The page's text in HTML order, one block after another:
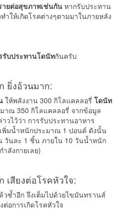
ยต่อสุขภาพเช่นกัน หากรับประทาน
ให้เกิดโรคต่างๆตามมาในภายหลัง
รับประทานโดนัทกันครับ
ยิ่งอ้วนมาก:
ให้พลังงาน 300 กิโลแคลลอรี่ โดนัท
าณ 350 กิโลแคลลอรี่ จากข้อมูล
วไว้ว่า การรับประทานอาหาร
พิ่มน้ำหนักประมาณ 1 ปอนด์ ดังนั้น
วันละ 1 ชิ้น ภายใน 10 วันน้ำหนัก
ลังกายเลย)
เสียงต่อโรคหัวใจ:
ซ้ำอีก จึงเต็มไปด้วยไขมันทรานส์
ต่อการเกิดโรคหัวใจ